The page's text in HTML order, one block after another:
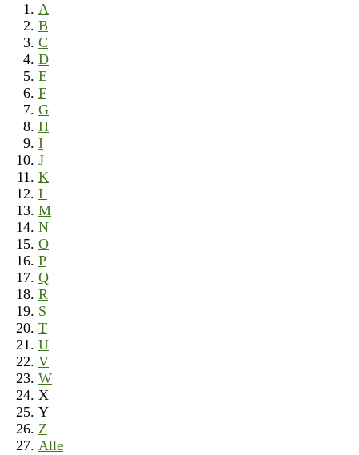
A
B
C
D
E
F
G
H
I
J
K
L
M
N
O
P
Q
R
S
T
U
V
W
X
Y
Z
Alle